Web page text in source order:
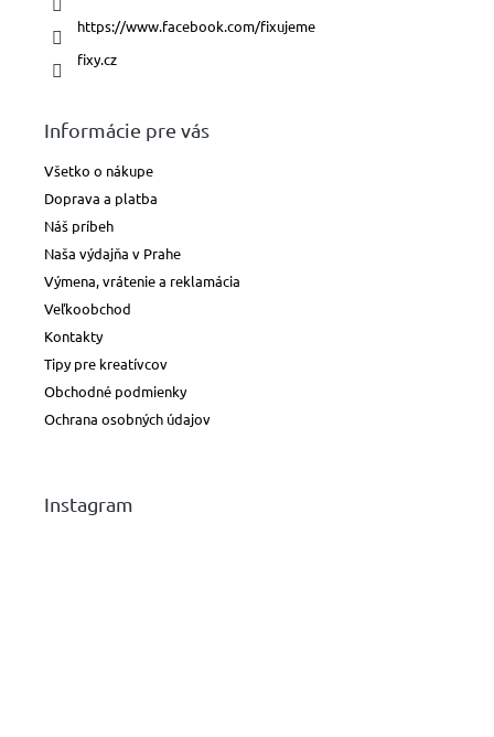
https://www.facebook.com/fixujeme
fixy.cz
Informácie pre vás
Všetko o nákupe
Doprava a platba
Náš príbeh
Naša výdajňa v Prahe
Výmena, vrátenie a reklamácia
Veľkoobchod
Kontakty
Tipy pre kreatívcov
Obchodné podmienky
Ochrana osobných údajov
Instagram